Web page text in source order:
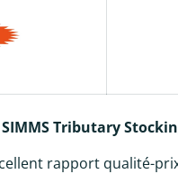
Tributary
rapport qualité-